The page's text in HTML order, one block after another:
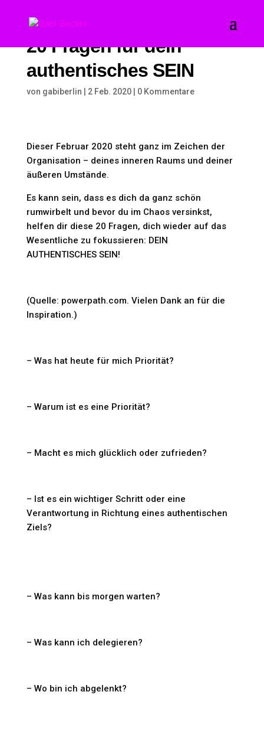
20 Fragen für dein
authentisches SEIN
von gabiberlin 2 Feb. 2020| 0 Kommentare
Dieser Februar 2020 steht ganz im Zeichen der
Organisation – deines inneren Raums und deiner
äußeren Umstände.
Es kann sein, dass es dich da ganz schön
rumwirbelt und bevor du im Chaos versinkst,
helfen dir diese 20 Fragen, dich wieder auf das
Wesentliche zu fokussieren: DEIN
AUTHENTISCHES SEIN!
(Quelle: powerpath.com. Vielen Dank an für die
Inspiration.)
– Was hat heute für mich Priorität?
– Warum ist es eine Priorität?
– Macht es mich glücklich oder zufrieden?
– Ist es ein wichtiger Schritt oder eine
Verantwortung in Richtung eines authentischen
Ziels?
– Was kann bis morgen warten?
– Was kann ich delegieren?
– Wo bin ich abgelenkt?